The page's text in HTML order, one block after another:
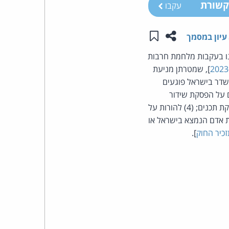
עקבו
שתפו עמוד זה
שמור ב"תכנים שלי"
עיון במסמך
בעקבות מלחמת חרבות
], שמטרתן מניעת
בישראל פוגעים
: (1) להורות לספק תכנים על הפסקת שידור
הערוץ; (2) להורות על סגירת משרדי הערוץ בישראל; (3) להורות על תפיסת מכשיר המשמש לאספקת תכנים; (4) להורות על
אדם הנמצא בישראל או
החוק].